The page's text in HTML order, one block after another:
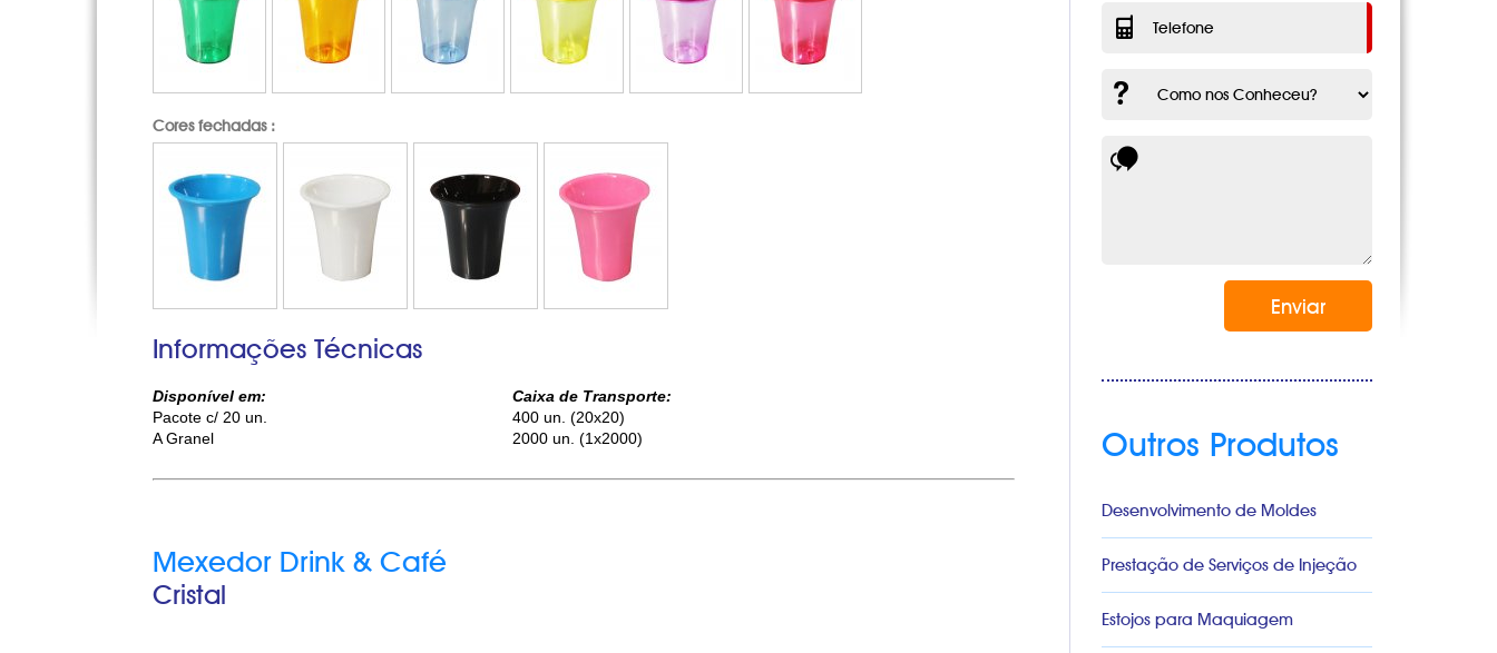
Cores fechadas :
Informações Técnicas
Disponível em:
Caixa de Transporte:
Pacote c/ 20 un.
400 un. (20x20)
A Granel
2000 un. (1x2000)
Mexedor Drink & Café
Cristal
Outros Produtos
Desenvolvimento de Moldes
Prestação de Serviços de Injeção
Estojos para Maquiagem